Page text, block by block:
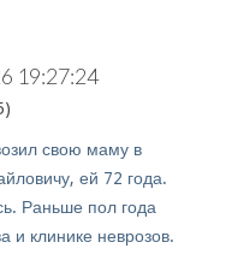
19:27:24
свою маму в
ей 72 года.
Раньше пол года
и клинике неврозов.